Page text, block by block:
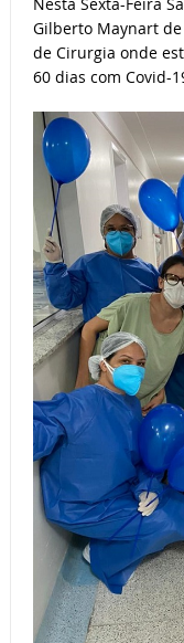
Gilberto Maynart
de Cirurgia onde
60 dias com Covid-